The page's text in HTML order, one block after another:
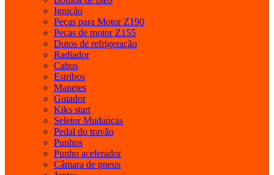
Ignição
Peças para Motor Z190
Peças de motor Z155
Dutos de refrigeração
Radiador
Cabos
Estribos
Manetes
Guiador
Kiks start
Seletor Mudanças
Pedal do travão
Punhos
Punho acelerador
Câmara de pneus